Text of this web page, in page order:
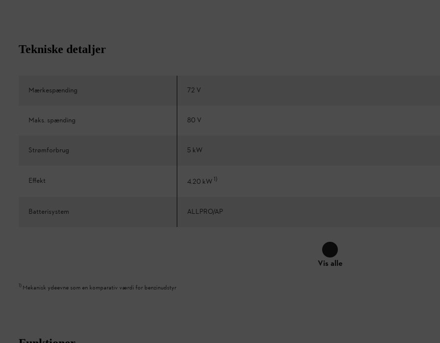
Tekniske detaljer
Mærkespænding 72 V
Maks. spænding 80 V
Strømforbrug 5 kW
Effekt 4.20 kW1)
Batterisystem ALLPRO/AP
Vis alle
1) Mekanisk ydeevne som en komparativ værdi for benzinudstyr